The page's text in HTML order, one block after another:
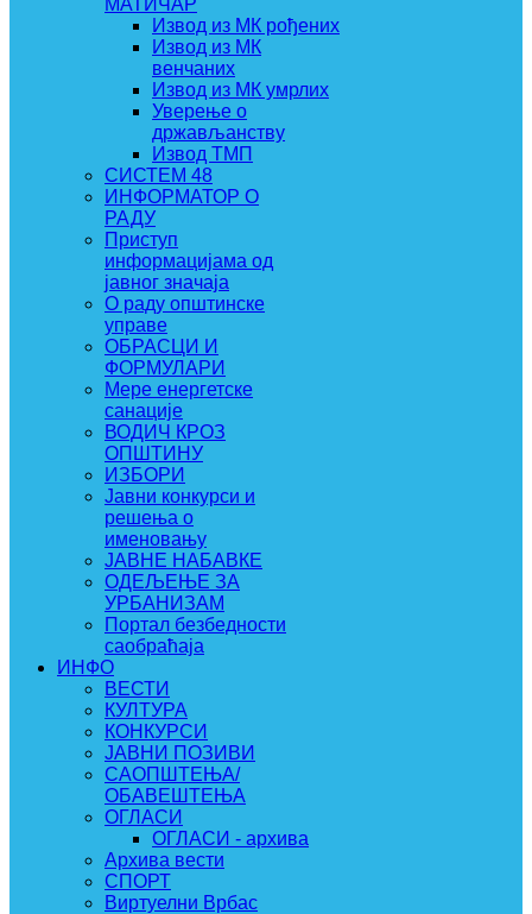
МАТИЧАР
Извод из МК рођених
Извод из МК
венчаних
Извод из МК умрлих
Уверење о
држављанству
Извод ТМП
СИСТЕМ 48
ИНФОРМАТОР О
РАДУ
Приступ
информацијама од
јавног значаја
О раду општинске
управе
ОБРАСЦИ И
ФОРМУЛАРИ
Мере енергетске
санације
ВОДИЧ КРОЗ
ОПШТИНУ
ИЗБОРИ
Јавни конкурси и
решења о
именовању
ЈАВНЕ НАБАВКЕ
ОДЕЉЕЊЕ ЗА
УРБАНИЗАМ
Портал безбедности
саобраћаја
ИНФО
ВЕСТИ
КУЛТУРА
КОНКУРСИ
ЈАВНИ ПОЗИВИ
САОПШТЕЊА/
ОБАВЕШТЕЊА
ОГЛАСИ
ОГЛАСИ - архива
Архива вести
СПОРТ
Виртуелни Врбас